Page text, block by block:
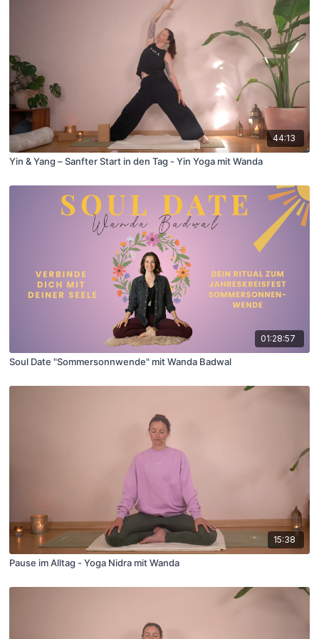
44:13
Yin & Yang – Sanfter Start in den Tag - Yin Yoga mit Wanda
01:28:57
Soul Date "Sommersonnwende" mit Wanda Badwal
15:38
Pause im Alltag - Yoga Nidra mit Wanda